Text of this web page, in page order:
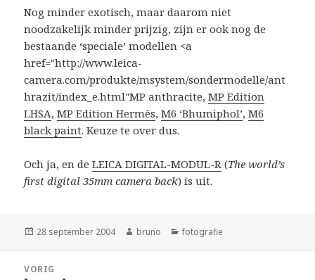
Nog minder exotisch, maar daarom niet
noodzakelijk minder prijzig, zijn er ook nog de
bestaande ‘speciale’ modellen <a
href="http://www.leica-
camera.com/produkte/msystem/sondermodelle/ant
hrazit/index_e.html"MP anthracite,MP Edition
LHSA,MP Edition Hermès,M6 ‘Bhumiphol’,M6
black paint. Keuze te over dus.
Och ja, en deLEICA DIGITAL-MODUL-R (The world’s
first digital 35mm camera back) is uit.
Geplaatst
28 september 2004 Auteur
bruno Categorieën
fotografie
navigatie
VORIG